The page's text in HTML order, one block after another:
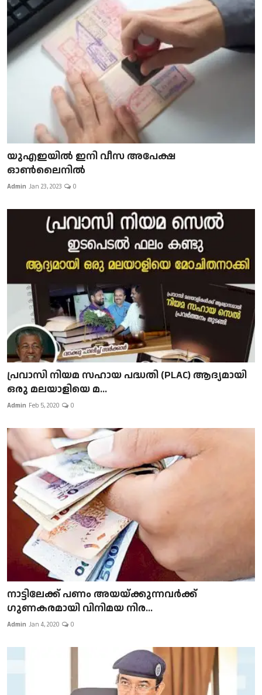
യുഎഇയിൽ ഇനി വീസ അപേക്ഷ
ഓൺലൈനിൽ
Admin Jan 23, 2023 0
പ്രവാസി നിയമ സഹായ പദ്ധതി (PLAC) ആദ്യമായി
ഒരു മലയാളിയെ മ...
Admin Feb 5, 2020 0
നാട്ടിലേക്ക് പണം അയയ്ക്കുന്നവർക്ക്
ഗുണകരമായി വിനിമയ നിര...
Admin Jan 4, 2020 0